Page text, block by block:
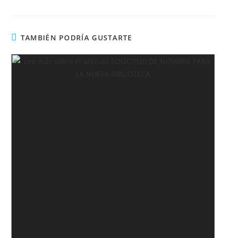
TAMBIÉN PODRÍA GUSTARTE